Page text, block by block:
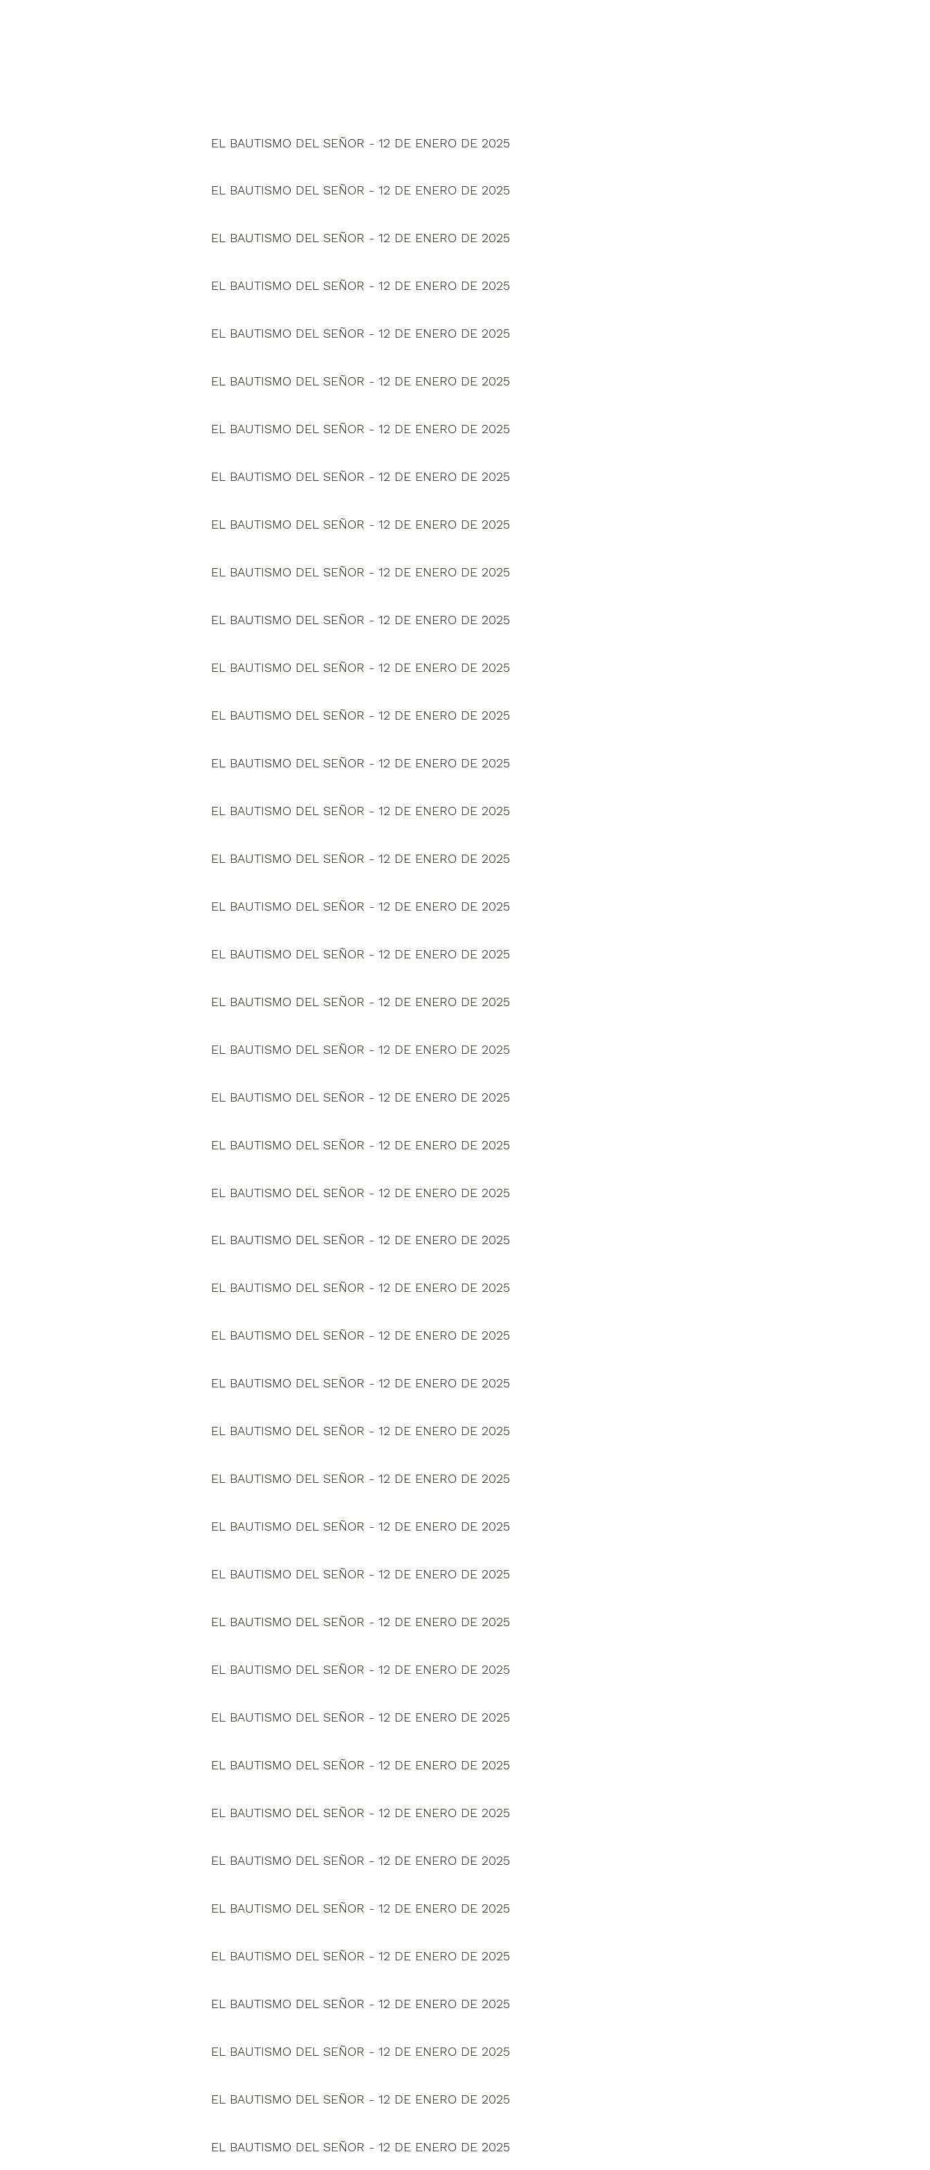
EL BAUTISMO DEL SEÑOR - 12 DE ENERO DE 2025
EL BAUTISMO DEL SEÑOR - 12 DE ENERO DE 2025
EL BAUTISMO DEL SEÑOR - 12 DE ENERO DE 2025
EL BAUTISMO DEL SEÑOR - 12 DE ENERO DE 2025
EL BAUTISMO DEL SEÑOR - 12 DE ENERO DE 2025
EL BAUTISMO DEL SEÑOR - 12 DE ENERO DE 2025
EL BAUTISMO DEL SEÑOR - 12 DE ENERO DE 2025
EL BAUTISMO DEL SEÑOR - 12 DE ENERO DE 2025
EL BAUTISMO DEL SEÑOR - 12 DE ENERO DE 2025
EL BAUTISMO DEL SEÑOR - 12 DE ENERO DE 2025
EL BAUTISMO DEL SEÑOR - 12 DE ENERO DE 2025
EL BAUTISMO DEL SEÑOR - 12 DE ENERO DE 2025
EL BAUTISMO DEL SEÑOR - 12 DE ENERO DE 2025
EL BAUTISMO DEL SEÑOR - 12 DE ENERO DE 2025
EL BAUTISMO DEL SEÑOR - 12 DE ENERO DE 2025
EL BAUTISMO DEL SEÑOR - 12 DE ENERO DE 2025
EL BAUTISMO DEL SEÑOR - 12 DE ENERO DE 2025
EL BAUTISMO DEL SEÑOR - 12 DE ENERO DE 2025
EL BAUTISMO DEL SEÑOR - 12 DE ENERO DE 2025
EL BAUTISMO DEL SEÑOR - 12 DE ENERO DE 2025
EL BAUTISMO DEL SEÑOR - 12 DE ENERO DE 2025
EL BAUTISMO DEL SEÑOR - 12 DE ENERO DE 2025
EL BAUTISMO DEL SEÑOR - 12 DE ENERO DE 2025
EL BAUTISMO DEL SEÑOR - 12 DE ENERO DE 2025
EL BAUTISMO DEL SEÑOR - 12 DE ENERO DE 2025
EL BAUTISMO DEL SEÑOR - 12 DE ENERO DE 2025
EL BAUTISMO DEL SEÑOR - 12 DE ENERO DE 2025
EL BAUTISMO DEL SEÑOR - 12 DE ENERO DE 2025
EL BAUTISMO DEL SEÑOR - 12 DE ENERO DE 2025
EL BAUTISMO DEL SEÑOR - 12 DE ENERO DE 2025
EL BAUTISMO DEL SEÑOR - 12 DE ENERO DE 2025
EL BAUTISMO DEL SEÑOR - 12 DE ENERO DE 2025
EL BAUTISMO DEL SEÑOR - 12 DE ENERO DE 2025
EL BAUTISMO DEL SEÑOR - 12 DE ENERO DE 2025
EL BAUTISMO DEL SEÑOR - 12 DE ENERO DE 2025
EL BAUTISMO DEL SEÑOR - 12 DE ENERO DE 2025
EL BAUTISMO DEL SEÑOR - 12 DE ENERO DE 2025
EL BAUTISMO DEL SEÑOR - 12 DE ENERO DE 2025
EL BAUTISMO DEL SEÑOR - 12 DE ENERO DE 2025
EL BAUTISMO DEL SEÑOR - 12 DE ENERO DE 2025
EL BAUTISMO DEL SEÑOR - 12 DE ENERO DE 2025
EL BAUTISMO DEL SEÑOR - 12 DE ENERO DE 2025
EL BAUTISMO DEL SEÑOR - 12 DE ENERO DE 2025